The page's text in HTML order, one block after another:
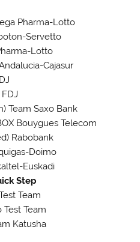
Pharma-Lotto
Servetto
Lotto
Cajasur
Team Saxo Bank
Bouygues Telecom
Rabobank
Doimo
Euskadi
Step
Team
Test Team
Katusha